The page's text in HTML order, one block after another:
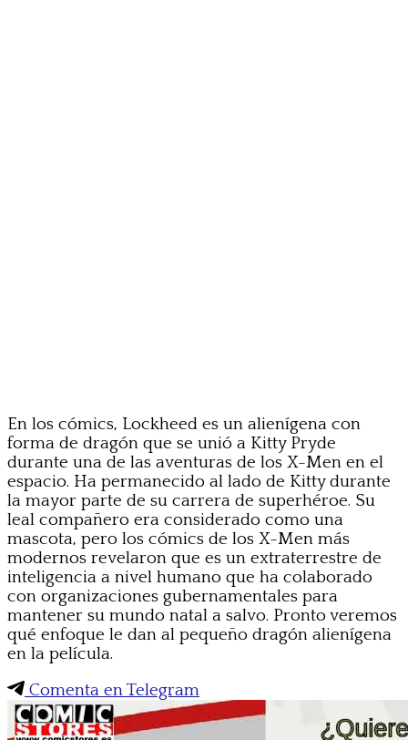
En los cómics, Lockheed es un alienígena con
forma de dragón que se unió a Kitty Pryde
durante una de las aventuras de los X-Men en el
espacio. Ha permanecido al lado de Kitty durante
la mayor parte de su carrera de superhéroe. Su
leal compañero era considerado como una
mascota, pero los cómics de los X-Men más
modernos revelaron que es un extraterrestre de
inteligencia a nivel humano que ha colaborado
con organizaciones gubernamentales para
mantener su mundo natal a salvo. Pronto veremos
qué enfoque le dan al pequeño dragón alienígena
en la película.
Comenta en Telegram